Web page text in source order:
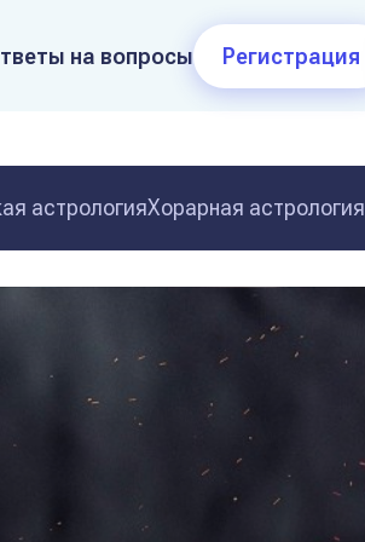
на вопросы Регистрация
астрологияХорарная астрология